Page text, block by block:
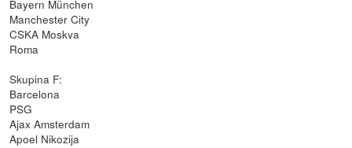
Bayern München
Manchester City
CSKA Moskva
Roma
Skupina F:
Barcelona
PSG
Ajax Amsterdam
Apoel Nikozija